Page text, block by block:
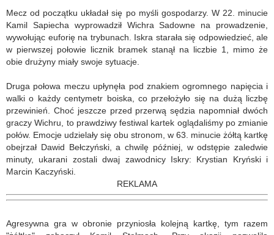
Mecz od początku układał się po myśli gospodarzy. W 22. minucie
Kamil Sapiecha wyprowadził Wichra Sadowne na prowadzenie,
wywołując euforię na trybunach. Iskra starała się odpowiedzieć, ale
w pierwszej połowie licznik bramek stanął na liczbie 1, mimo że
obie drużyny miały swoje sytuacje.
Druga połowa meczu upłynęła pod znakiem ogromnego napięcia i
walki o każdy centymetr boiska, co przełożyło się na dużą liczbę
przewinień. Choć jeszcze przed przerwą sędzia napomniał dwóch
graczy Wichru, to prawdziwy festiwal kartek oglądaliśmy po zmianie
połów. Emocje udzielały się obu stronom, w 63. minucie żółtą kartkę
obejrzał Dawid Bełczyński, a chwilę później, w odstępie zaledwie
minuty, ukarani zostali dwaj zawodnicy Iskry: Krystian Kryński i
Marcin Kaczyński.
REKLAMA
Agresywna gra w obronie przyniosła kolejną kartkę, tym razem